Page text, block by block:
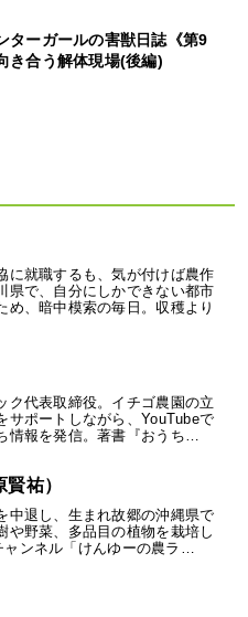
ターガールの害獣日誌《第9
き合う解体現場(後編)
に就職するも、気が付けば農作
県で、自分にしかできない都市
め、暗中模索の毎日。収穫より
ク代表取締役。イチゴ農園の立
サポートしながら、YouTubeで
情報を発信。著書『おうち…
祐）
中退し、生まれ故郷の沖縄県で
や野菜、多品目の植物を栽培し
ンネル「けんゆーの農ラ…